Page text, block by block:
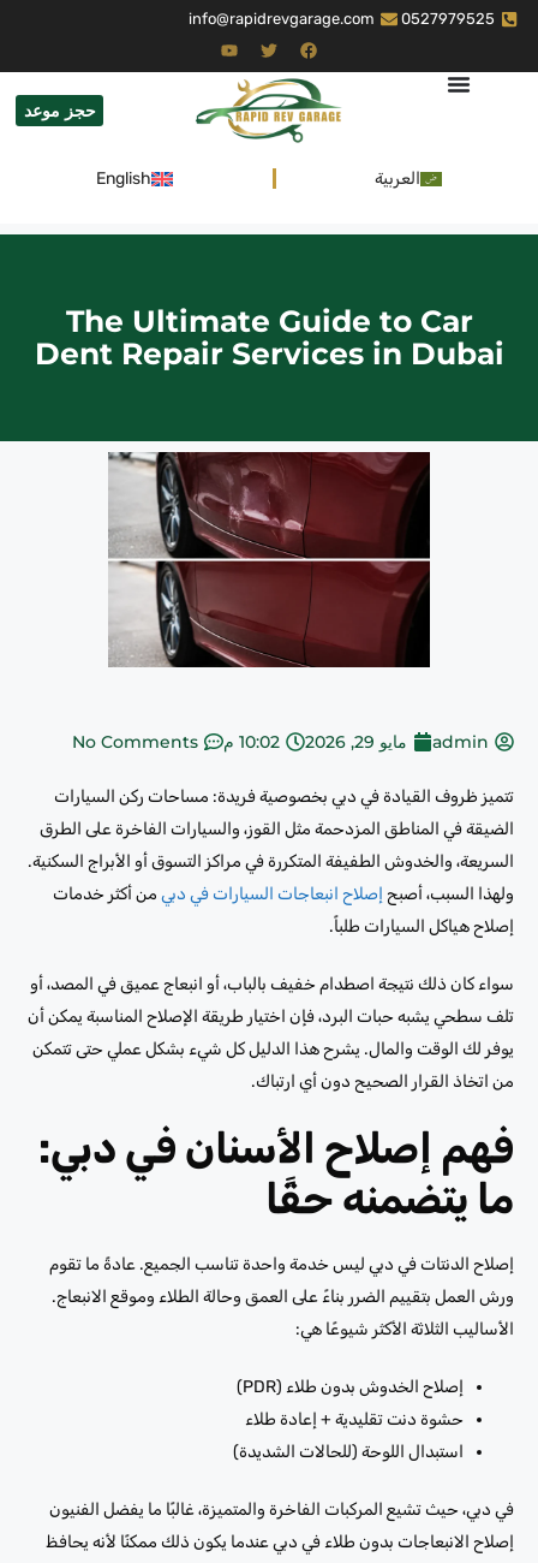
0527979525
info@rapidrevgarage.com
حجز موعد
العربية English
The Ultimate Guide to Car
Dent Repair Services in Dubai
admin مايو 29, 2026 10:02 م No Comments
تتميز ظروف القيادة في دبي بخصوصية فريدة: مساحات ركن السيارات
الضيقة في المناطق المزدحمة مثل القوز، والسيارات الفاخرة على الطرق
السريعة، والخدوش الطفيفة المتكررة في مراكز التسوق أو الأبراج السكنية.
ولهذا السبب، أصبح إصلاح انبعاجات السيارات في دبي من أكثر خدمات
إصلاح هياكل السيارات طلباً.
سواء كان ذلك نتيجة اصطدام خفيف بالباب، أو انبعاج عميق في المصد، أو
تلف سطحي يشبه حبات البرد، فإن اختيار طريقة الإصلاح المناسبة يمكن أن
يوفر لك الوقت والمال. يشرح هذا الدليل كل شيء بشكل عملي حتى تتمكن
من اتخاذ القرار الصحيح دون أي ارتباك.
فهم إصلاح الأسنان في دبي:
ما يتضمنه حقًا
إصلاح الدنتات في دبي ليس خدمة واحدة تناسب الجميع. عادةً ما تقوم
ورش العمل بتقييم الضرر بناءً على العمق وحالة الطلاء وموقع الانبعاج.
الأساليب الثلاثة الأكثر شيوعًا هي:
إصلاح الخدوش بدون طلاء (PDR)
حشوة دنت تقليدية + إعادة طلاء
استبدال اللوحة (للحالات الشديدة)
في دبي، حيث تشيع المركبات الفاخرة والمتميزة، غالبًا ما يفضل الفنيون
إصلاح الانبعاجات بدون طلاء في دبي عندما يكون ذلك ممكنًا لأنه يحافظ